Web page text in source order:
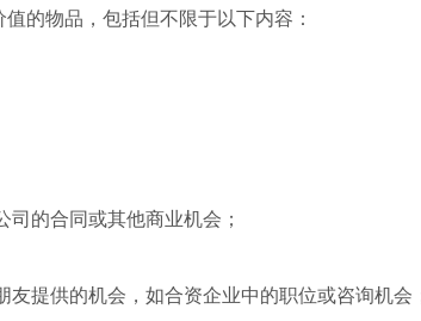
的物品，包括但不限于以下内容：
的合同或其他商业机会；
提供的机会，如合资企业中的职位或咨询机会